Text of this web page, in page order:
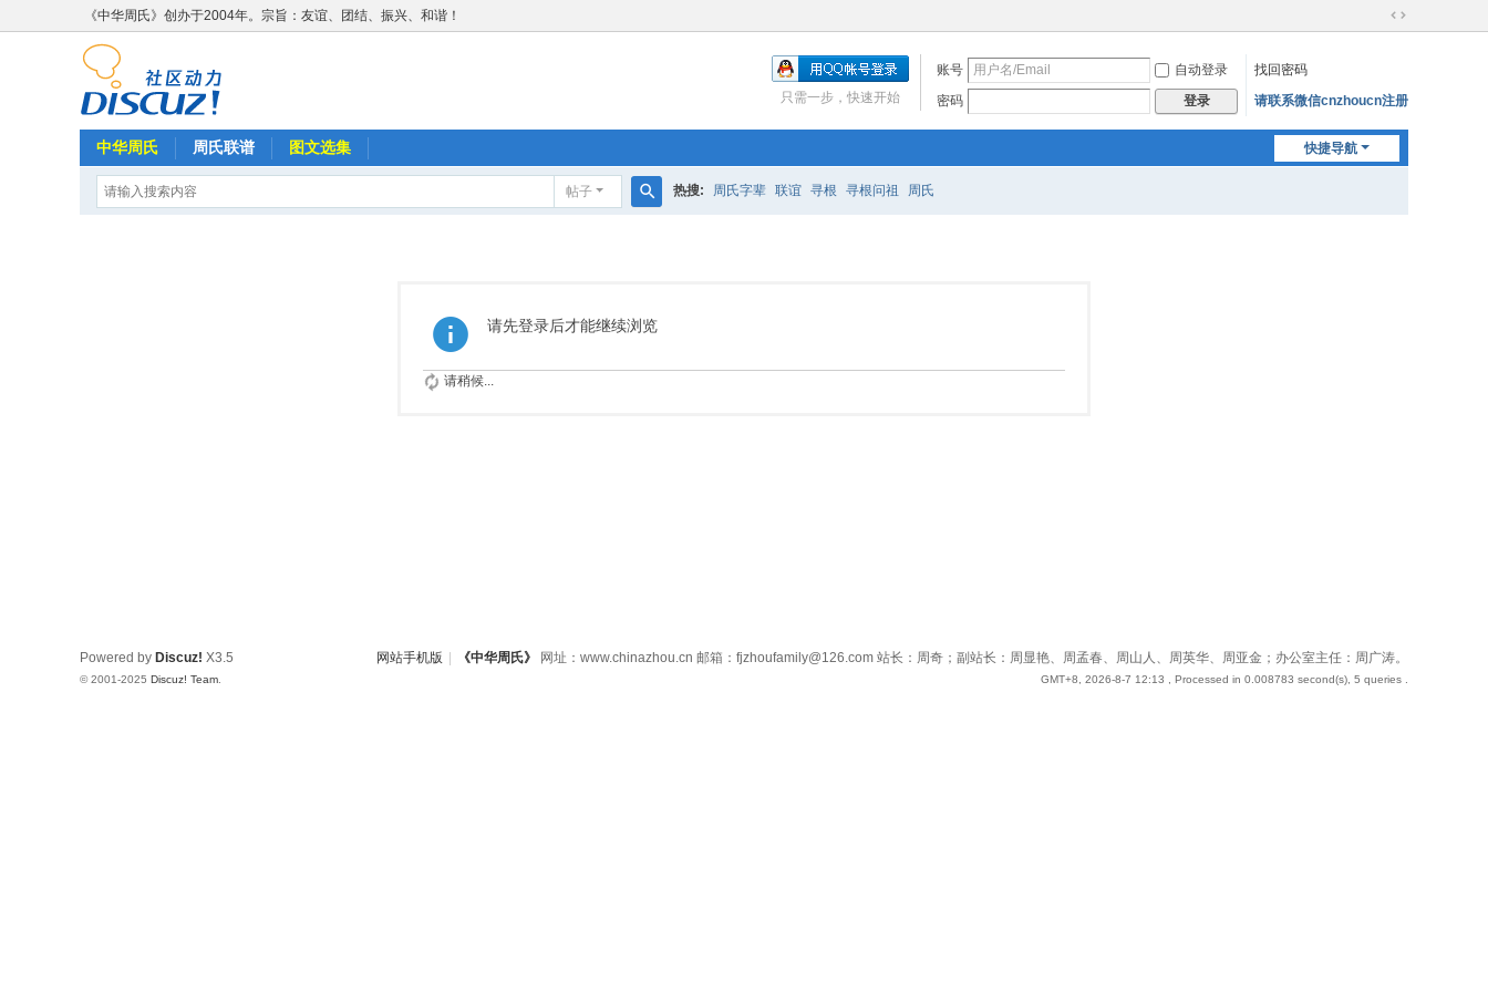
《中华周氏》创办于2004年。宗旨：友谊、团结、振兴、和谐！
切
宽
账号 自动登录
找回密码
密码
登录 请联系微信cnzhoucn注册
只需一步，快速开始
快捷导航
中华周氏 周氏联谱 图文选集
帖子 热搜: 周氏字辈 联谊 寻根 寻根问祖 周氏
请先登录后才能继续浏览
请稍候...
网站手机版 《中华周氏》 网址：www.chinazhou.cn 邮箱：fjzhoufamily@126.com 站长：周奇；副站长：周显艳、周孟春、周山人、周英华、周亚金；办公室主任：周广涛。
GMT+8, 2026-8-7 12:13 , Processed in 0.008783 second(s), 5 queries .
Powered by Discuz! X3.5
© 2001-2025 Discuz! Team